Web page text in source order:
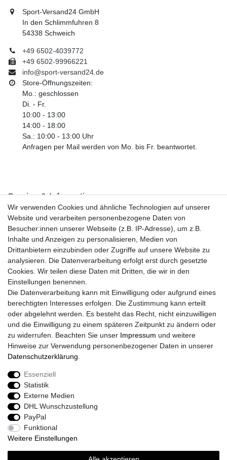
Sport-Versand24 GmbH
In den Schlimmfuhren 8
54338 Schweich
+49 6502-4039772
+49 6502-99966221
info@sport-versand24.de
Store-Öffnungszeiten:
Mo.: geschlossen
Di. - Fr.
10:00 - 13:00
14:00 - 18:00
Sa.: 10:00 - 13:00 Uhr
Anfragen per Mail werden von Mo. bis Fr. beantwortet.
Service & Informationen
Kontakt
Retouren
Widerrufsrecht
Widerrufs­formular
Impressum
Daten­schutz­erklärung
AGB
Größentabelle
Kataloge
Barrierefreiheitserklärung
Sicherheitsinformationen
Zahlung und Versand
Wir verwenden Cookies und ähnliche Technologien auf unserer
Website und verarbeiten personenbezogene Daten von
Besucher:innen unserer Webseite (z.B. IP-Adresse), um z.B.
Inhalte und Anzeigen zu personalisieren, Medien von
Drittanbietern einzubinden oder Zugriffe auf unsere Website zu
analysieren. Die Datenverarbeitung erfolgt erst durch gesetzte
Cookies. Wir teilen diese Daten mit Dritten, die wir in den
Einstellungen benennen.
Die Datenverarbeitung kann mit Einwilligung oder aufgrund eines
berechtigten Interesses erfolgen. Die Zustimmung kann erteilt
oder abgelehnt werden. Es besteht das Recht, nicht einzuwilligen
und die Einwilligung zu einem späteren Zeitpunkt zu ändern oder
zu widerrufen. Beachten Sie unser Impressum und weitere
Hinweise zur Verwendung personenbezogener Daten in unserer
Daten­schutz­erklärung
Essenziell
Statistik
Externe Medien
DHL Wunschzustellung
PayPal
Funktional
Weitere Einstellungen